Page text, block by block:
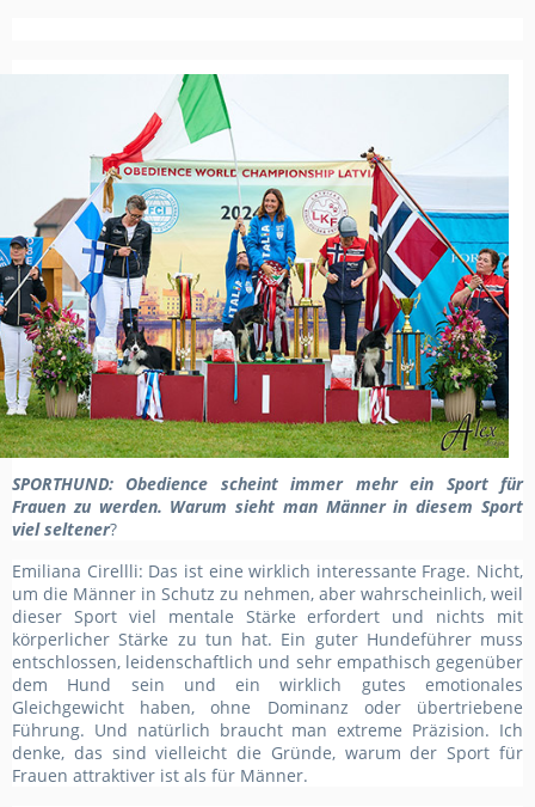
SPORTHUND: Obedience scheint immer mehr ein Sport für
Frauen zu werden. Warum sieht man Männer in diesem Sport
viel seltener?
Emiliana Cirellli: Das ist eine wirklich interessante Frage. Nicht,
um die Männer in Schutz zu nehmen, aber wahrscheinlich, weil
dieser Sport viel mentale Stärke erfordert und nichts mit
körperlicher Stärke zu tun hat. Ein guter Hundeführer muss
entschlossen, leidenschaftlich und sehr empathisch gegenüber
dem Hund sein und ein wirklich gutes emotionales
Gleichgewicht haben, ohne Dominanz oder übertriebene
Führung. Und natürlich braucht man extreme Präzision. Ich
denke, das sind vielleicht die Gründe, warum der Sport für
Frauen attraktiver ist als für Männer.